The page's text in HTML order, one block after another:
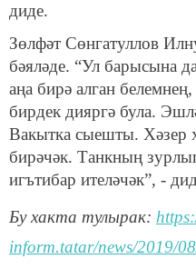
диде.
Зөлфәт Сөнгатуллов
бәяләде. “Ул барысына
аңа бирә алган
бирдек дияргә була.
Вакытка сыешты. Хәзер
бирәчәк. Танкның
игътибар ителәчәк”, -
Бу хакта тулырак:
inform.tatar/news/2019/